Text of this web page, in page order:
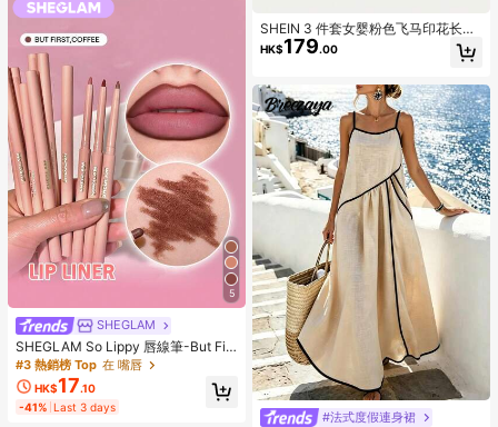
5
SHEGLAM
SHEGLAM So Lippy 唇線筆-But Firs
t,Coffee 品牌美妝化妝品 適合女士與
女孩
#3 熱銷榜 Top 在 嘴唇
HK$17.10
-41% Last 3 days
SHEIN 3 件套女婴粉色飞马印花长袖
衬衫、裤子和连帽长袍舒适家居服
HK$179.00
#法式度假連身裙